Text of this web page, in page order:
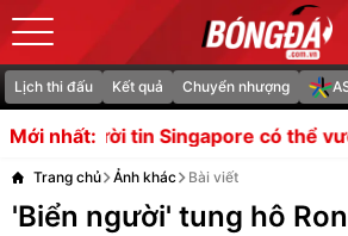
Lịch thi đấu Kết quả Chuyển nhượng
Mới nhất:
có thể vượt qua vòng bảng" Soi
Trang chủ Ảnh khác Bài viết
'Biển người' tung hô